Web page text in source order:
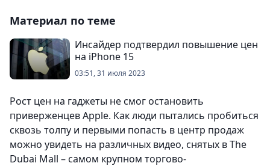
Материал по теме
Инсайдер подтвердил повышение цен
на iPhone 15
03:51, 31 июля 2023
Рост цен на гаджеты не смог остановить
приверженцев Apple. Как люди пытались пробиться
сквозь толпу и первыми попасть в центр продаж
можно увидеть на различных видео, снятых в The
Dubai Mall – самом крупном торгово-